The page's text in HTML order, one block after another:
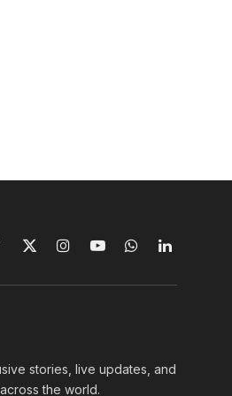
X
InstagramYouTubeWhatsAppLinkedIn
stories, live updates, and
the world.